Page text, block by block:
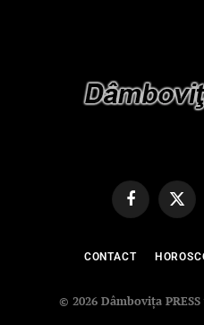
FacebookX
CONTACT
© 2026 Dâmbovița PRESS